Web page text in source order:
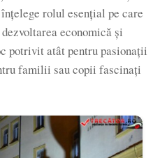
rolul esențial pe care
economică și
potrivit atât pentru pasionații
familii sau copii fascinați